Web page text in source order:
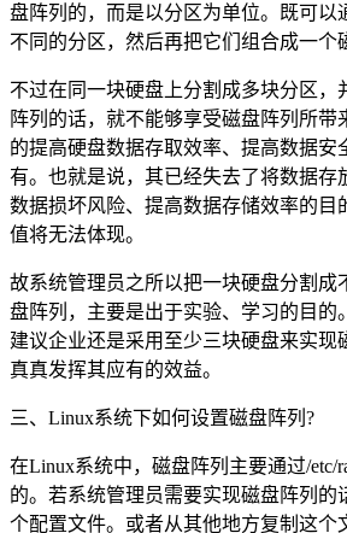
盘阵列的，而是以分区为单位。既可以
不同的分区，然后再把它们组合成一个
不过在同一块硬盘上分割成多块分区，
阵列的话，就不能够享受磁盘阵列所带
的提高硬盘数据存取效率、提高数据安
有。也就是说，其已经失去了将数据存
数据损坏风险、提高数据存储效率的目
值将无法体现。
故系统管理员之所以把一块硬盘分割成
盘阵列，主要是出于实验、学习的目的
建议企业还是采用至少三块硬盘来实现
真真发挥其应有的效益。
三、Linux系统下如何设置磁盘阵列?
在Linux系统中，磁盘阵列主要通过/etc/
的。若系统管理员需要实现磁盘阵列的
个配置文件。或者从其他地方复制这个